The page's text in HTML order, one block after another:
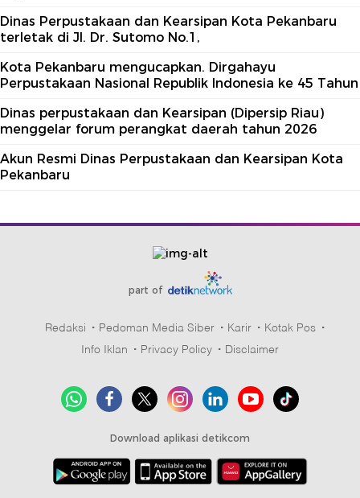
Dinas Perpustakaan dan Kearsipan Kota Pekanbaru
terletak di Jl. Dr. Sutomo No.1,
Kota Pekanbaru mengucapkan. Dirgahayu
Perpustakaan Nasional Republik Indonesia ke 45 Tahun
Dinas perpustakaan dan Kearsipan (Dipersip Riau)
menggelar forum perangkat daerah tahun 2026
Akun Resmi Dinas Perpustakaan dan Kearsipan Kota
Pekanbaru
part of
Redaksi Pedoman Media Siber Karir
Kotak Pos
Info Iklan
Privacy Policy Disclaimer
Download aplikasi detikcom